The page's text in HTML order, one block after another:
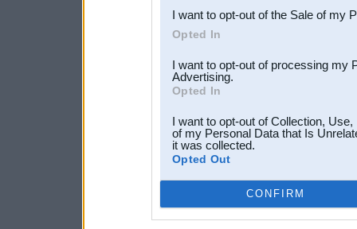
I want to opt-out of the Sale of my
Opted In
I want to opt-out of processing my
Advertising.
Opted In
I want to opt-out of Collection,
of my Personal Data that Is
it was collected.
Opted Out
CONFIRM